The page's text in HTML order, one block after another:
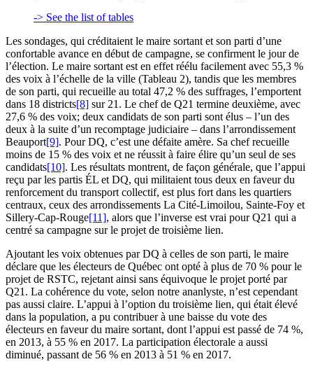
-> See the list of tables
Les sondages, qui créditaient le maire sortant et son parti d’une
confortable avance en début de campagne, se confirment le jour de
l’élection. Le maire sortant est en effet réélu facilement avec 55,3 %
des voix à l’échelle de la ville (Tableau 2), tandis que les membres
de son parti, qui recueille au total 47,2 % des suffrages, l’emportent
dans 18 districts[8] sur 21. Le chef de Q21 termine deuxième, avec
27,6 % des voix; deux candidats de son parti sont élus – l’un des
deux à la suite d’un recomptage judiciaire – dans l’arrondissement
Beauport[9]. Pour DQ, c’est une défaite amère. Sa chef recueille
moins de 15 % des voix et ne réussit à faire élire qu’un seul de ses
candidats[10]. Les résultats montrent, de façon générale, que l’appui
reçu par les partis ÉL et DQ, qui militaient tous deux en faveur du
renforcement du transport collectif, est plus fort dans les quartiers
centraux, ceux des arrondissements La Cité-Limoilou, Sainte-Foy et
Sillery-Cap-Rouge[11], alors que l’inverse est vrai pour Q21 qui a
centré sa campagne sur le projet de troisième lien.
Ajoutant les voix obtenues par DQ à celles de son parti, le maire
déclare que les électeurs de Québec ont opté à plus de 70 % pour le
projet de RSTC, rejetant ainsi sans équivoque le projet porté par
Q21. La cohérence du vote, selon notre ananlyste, n’est cependant
pas aussi claire. L’appui à l’option du troisième lien, qui était élevé
dans la population, a pu contribuer à une baisse du vote des
électeurs en faveur du maire sortant, dont l’appui est passé de 74 %,
en 2013, à 55 % en 2017. La participation électorale a aussi
diminué, passant de 56 % en 2013 à 51 % en 2017.